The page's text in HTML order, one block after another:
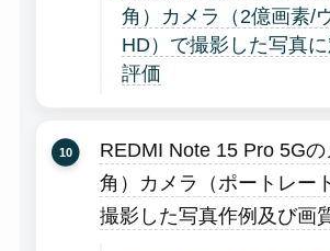
角）カメラ（2億画素/
HD）で撮影した写真
評価
REDMI Note 15 Pro 5G
角）カメラ（ポートレー
撮影した写真作例及び画